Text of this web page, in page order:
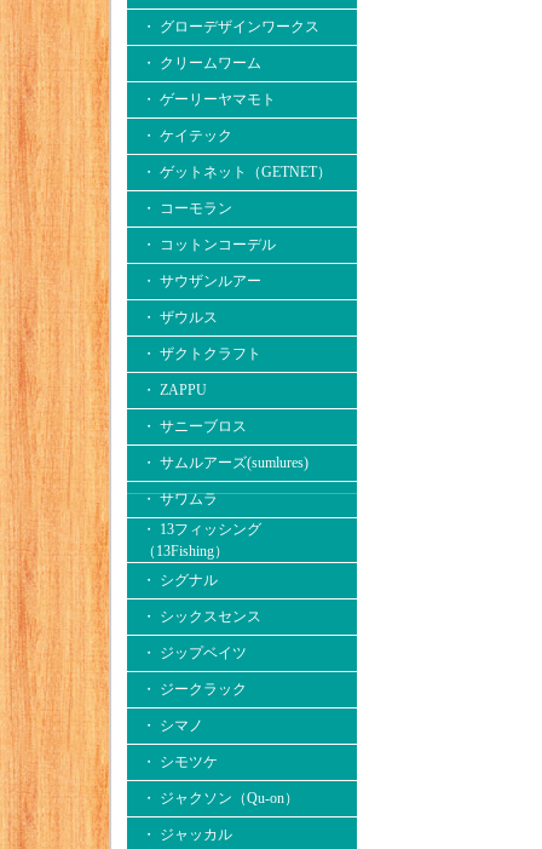
・ グローデザインワークス
・ クリームワーム
・ ゲーリーヤマモト
・ ケイテック
・ ゲットネット（GETNET）
・ コーモラン
・ コットンコーデル
・ サウザンルアー
・ ザウルス
・ ザクトクラフト
・ ZAPPU
・ サニーブロス
・ サムルアーズ(sumlures)
・ サワムラ
・ 13フィッシング
（13Fishing）
・ シグナル
・ シックスセンス
・ ジップベイツ
・ ジークラック
・ シマノ
・ シモツケ
・ ジャクソン（Qu-on）
・ ジャッカル